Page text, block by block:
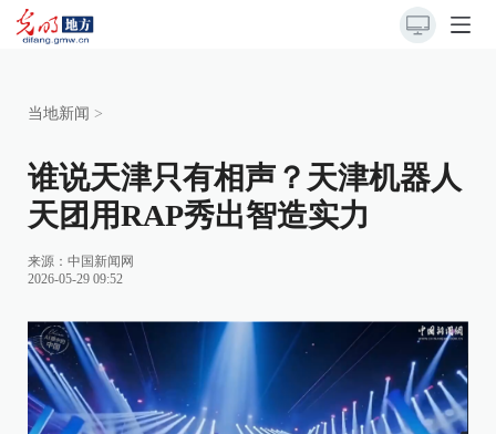
当地新闻 >
谁说天津只有相声？天津机器人
天团用RAP秀出智造实力
来源： 中国新闻网
2026-05-29 09:52